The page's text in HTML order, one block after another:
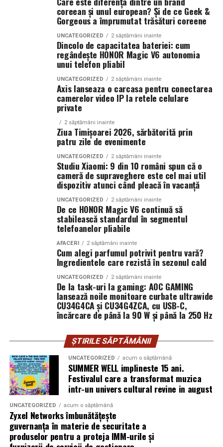
Când intervine uzucapiunea
Posesorul nu rămâne fără apărare. Uneori, chiar câștigă.
Uzucapiunea permite dobândirea proprietății prin
posesie îndelungată, dacă sunt îndeplinite anumite
condiții: posesie continuă, publică, pașnică și sub nume
de proprietar.
Aici apar conflictele cele mai sensibile.
Scenariu: teren „lucrat” de ani de zile
La marginea unui oraș în expansiune, un teren agricol a
fost folosit constant de un mic antreprenor local. L-a
împrejmuit. L-a cultivat. A investit în irigații.
Proprietarul din acte locuiește în străinătate și nu a
intervenit timp de peste 15 ani.
Când decide să vândă terenul, descoperă că altcineva îl
Nu mai e doar o discuție despre acte. Devine o analiză a
comportamentului în timp. Instanța cântărește
pasivitatea proprietarului versus acțiunile concrete ale
Procedura în instanță: ritm și
blocaje
Procesele de revendicare nu se rezolvă rapid. Dosarele
includ expertize, martori, verificări cadastrale.
Termenele se întind.
În unele cazuri, litigiul durează ani.
Specificații tehnice principale:
Panouri fotovoltaice instalate:24 kW
Sistem de stocare:52 kWh baterii LiFePO4
Invertor hibrid:24 kW
Dimensiune container transport: 3 × 2,5
metri
Lungime panouri desfășurate:
liniari
Conectică:priză 220 V monofazic, priză
380 V trifazic, priză încărcare auto electric
Climatizare:aer condiționat integrat pentru
menținerea bateriilor la temperatură optimă
Mobilitate:roți tip off-road pentru deplasare
pe teren accidentat
beneficiarului. La cerere, modelul poate fi extins cu prize
suplimentare, sisteme de iluminat exterior, monitorizare la
distanță și conectivitate GSM.
Gama completă: de la 3 metri la 12 metri
lungime container
Modelul livrat către beneficiar reprezintă varianta de intrare a
gamei UZINEX. Producătorul oferăcentrale fotovoltaice
mobileîn configurații adaptate volumului de consum al fiecărui
client, de la modelul compact până la containerul industrial 40 ft.
La capătul superior al gamei, containerul de 12 metri lungime
coreean și unul european? Și de ce Geek &
Gorgeous a împrumutat trăsături coreene
UNCATEGORIZED 2 săptămâni inainte
Dincolo de capacitatea bateriei: cum
regândește HONOR Magic V6 autonomia
unui telefon pliabil
UNCATEGORIZED 2 săptămâni inainte
Axis lanseaza o carcasa pentru conectarea
camerelor video IP la retele celulare
private
2 săptămâni inainte
Ziua Timișoarei 2026, sărbătorită prin
patru zile de evenimente
UNCATEGORIZED 2 săptămâni inainte
Studiu Xiaomi: 9 din 10 români spun că o
cameră de supraveghere este cel mai util
dispozitiv atunci când pleacă în vacanță
UNCATEGORIZED 2 săptămâni inainte
De ce HONOR Magic V6 continuă să
stabilească standardul în segmentul
telefoanelor pliabile
AFACERI 2 săptămâni inainte
Cum alegi parfumul potrivit pentru vară?
Ingredientele care rezistă în sezonul cald
UNCATEGORIZED 2 săptămâni inainte
De la task-uri la gaming: AOC GAMING
lansează noile monitoare curbate ultrawide
CU34G4CA și CU34G4ZCA, cu USB-C,
încărcare de până la 90 W și până la 250 Hz
ȘTIRILE SĂPTĂMÂNII
UNCATEGORIZED acum o săptămână
SUMMER WELL implineste 15 ani.
Festivalul care a transformat muzica
intr-un univers cultural revine in august
UNCATEGORIZED acum o săptămână
Zyxel Networks îmbunătățește
guvernanța în materie de securitate a
produselor pentru a proteja IMM-urile și